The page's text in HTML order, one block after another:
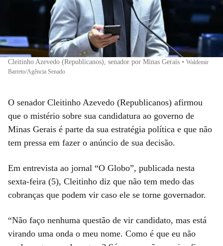
Cleitinho Azevedo (Republicanos), senador por Minas Gerais • Waldemir
Barreto/Agência Senado
O senador Cleitinho Azevedo (Republicanos) afirmou
que o mistério sobre sua candidatura ao governo de
Minas Gerais é parte da sua estratégia política e que não
tem pressa em fazer o anúncio de sua decisão.
Em entrevista ao jornal “O Globo”, publicada nesta
sexta-feira (5), Cleitinho diz que não tem medo das
cobranças que podem vir caso ele se torne governador.
“Não faço nenhuma questão de vir candidato, mas está
virando uma onda o meu nome. Como é que eu não